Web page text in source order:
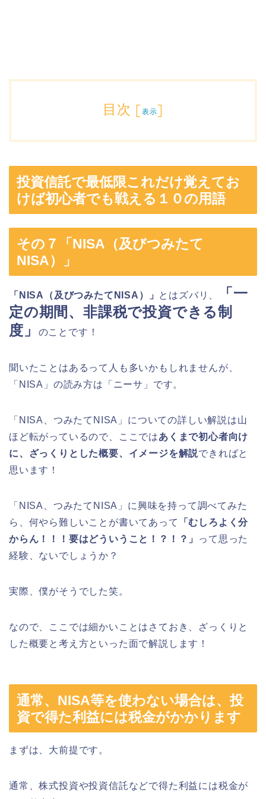
目次 [表示]
投資信託で最低限これだけ覚えてお
けば初心者でも戦える１０の用語
その７「NISA（及びつみたて
NISA）」
「NISA（及びつみたてNISA）」 とはズバリ、
「一
定の期間、非課税で投資できる制
度」
のことです！
聞いたことはあるって人も多いかもしれませんが、
「NISA」の読み方は「ニーサ」です。
「NISA、つみたてNISA」についての詳しい解説は山
ほど転がっているので、ここではあくまで初心者向け
に、ざっくりとした概要、イメージを解説できればと
思います！
「NISA、つみたてNISA」に興味を持って調べてみた
ら、何やら難しいことが書いてあって
「むしろよく分
からん！！！要はどういうこと！？！？」
って思った
経験、ないでしょうか？
実際、僕がそうでした笑。
なので、ここでは細かいことはさておき、ざっくりと
した概要と考え方といった面で解説します！
通常、NISA等を使わない場合は、投
資で得た利益には税金がかかります
まずは、大前提です。
通常、株式投資や投資信託などで得た利益には税金が